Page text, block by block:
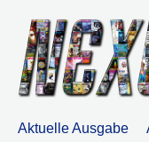
Aktuelle Ausgabe